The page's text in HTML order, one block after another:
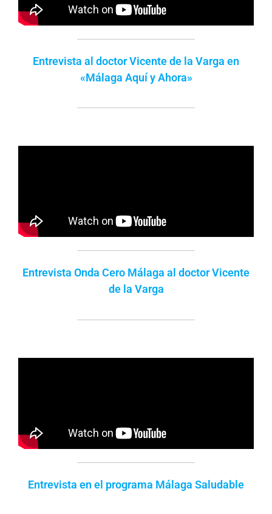
Entrevista al doctor Vicente de la Varga en
«Málaga Aquí y Ahora»
Entrevista Onda Cero Málaga al doctor Vicente
de la Varga
Entrevista en el programa Málaga Saludable